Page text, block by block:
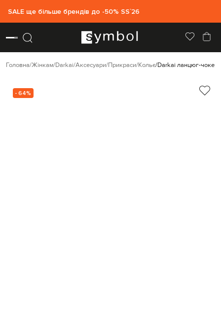
SALE ще більше брендів до -50% SS`26
Головна Жінкам Darkai Аксесуари Прикраси Кольє Darkai ланцюг-чокер
- 64%